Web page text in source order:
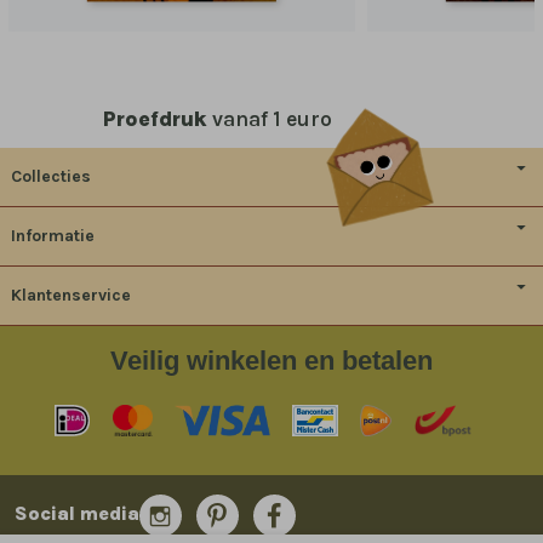
Proefdruk vanaf 1 euro
Collecties
Informatie
Klantenservice
Veilig winkelen en betalen
Social media